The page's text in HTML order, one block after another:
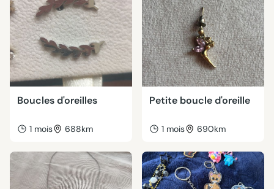
Boucles d'oreilles
1 mois 688km
Petite boucle d'oreille
1 mois 690km